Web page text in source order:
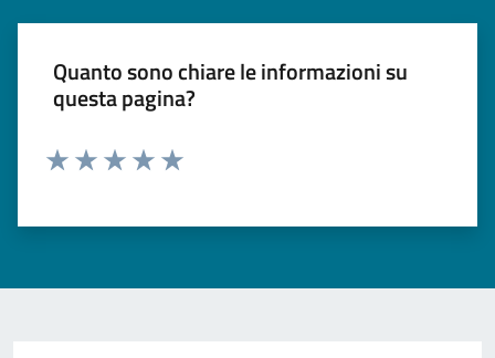
Quanto sono chiare le informazioni su
questa pagina?